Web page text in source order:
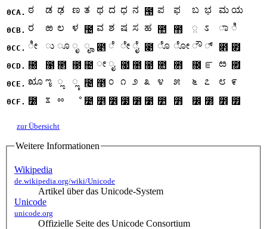
0CA. ಠ ಡ ಢ ಣ ತ ಥ ದ ಧ ನ ಩ ಪ ಫ ಬ ಭ ಮ ಯ
0CB. ರ ಱ ಲ ಳ ಴ ವ ಶ ಷ ಸ ಹ ಺ ಻ ಼ ಽ ಾ ಿ
0CC. ೀ ು ೂ ೃ ೄ ೅ ೆ ೇ ೈ ೉ ೊ ೋ ೌ ್ ೎ ೏
0CD. ೐ ೑ ೒ ೓ ೔ ೕ ೖ ೗ ೘ ೙ ೚ ೛ ೜ ೝ ೞ ೟
0CE. ೠ ೡ ೢ ೣ ೤ ೥ ೦ ೧ ೨ ೩ ೪ ೫ ೬ ೭ ೮ ೯
0CF. ೰ ೱ ೲ ೳ ೴ ೵ ೶ ೷ ೸ ೹ ೺ ೻ ೼ ೽ ೾ ೿
zur Übersicht
Weitere Informationen
Wikipedia
de.wikipedia.org/wiki/Unicode
Artikel über das Unicode-System
Unicode
unicode.org
Offizielle Seite des Unicode Consortium